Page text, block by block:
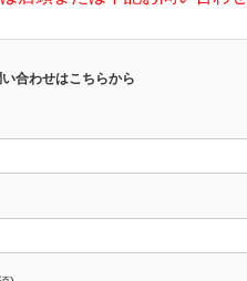
合わせはこちらから